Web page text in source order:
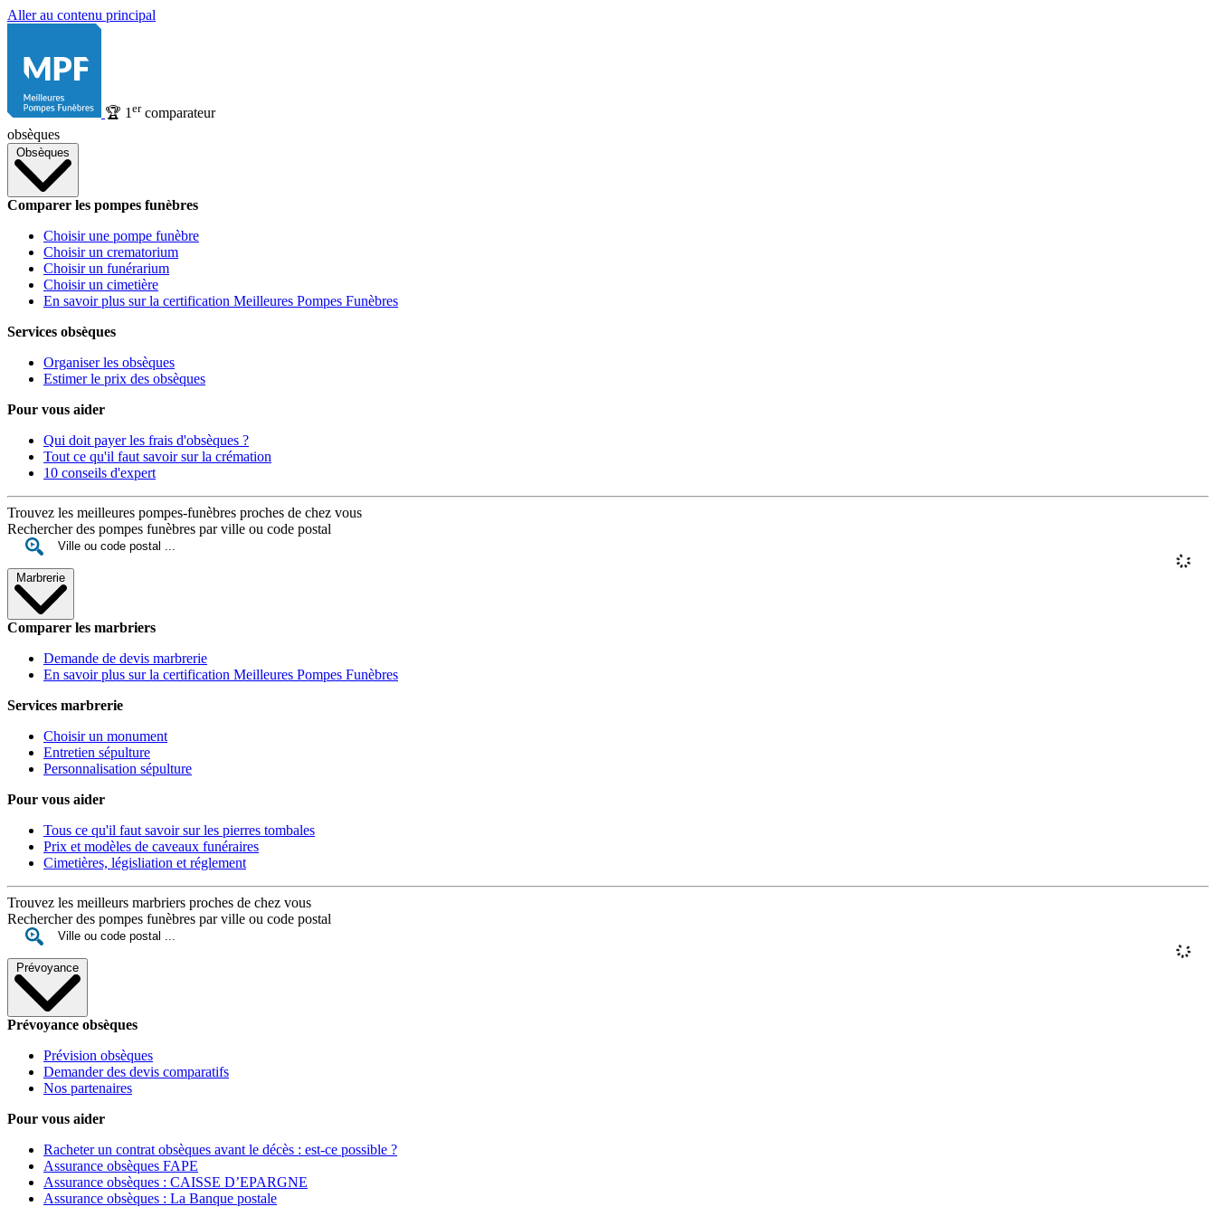
Aller au contenu principal
🏆 1 ercomparateur
obsèques
Obsèques
Comparer les pompes funèbres
Choisir une pompe funèbre
Choisir un crematorium
Choisir un funérarium
Choisir un cimetière
En savoir plus sur la certification Meilleures Pompes Funèbres
Services obsèques
Organiser les obsèques
Estimer le prix des obsèques
Pour vous aider
Qui doit payer les frais d'obsèques ?
Tout ce qu'il faut savoir sur la crémation
10 conseils d'expert
Trouvez les meilleures pompes-funèbres proches de chez vous
Rechercher des pompes funèbres par ville ou code postal
Marbrerie
Comparer les marbriers
Demande de devis marbrerie
En savoir plus sur la certification Meilleures Pompes Funèbres
Services marbrerie
Choisir un monument
Entretien sépulture
Personnalisation sépulture
Pour vous aider
Tous ce qu'il faut savoir sur les pierres tombales
Prix et modèles de caveaux funéraires
Cimetières, législiation et réglement
Trouvez les meilleurs marbriers proches de chez vous
Rechercher des pompes funèbres par ville ou code postal
Prévoyance
Prévoyance obsèques
Prévision obsèques
Demander des devis comparatifs
Nos partenaires
Pour vous aider
Racheter un contrat obsèques avant le décès : est-ce possible ?
Assurance obsèques FAPE
Assurance obsèques : CAISSE D’EPARGNE
Assurance obsèques : La Banque postale